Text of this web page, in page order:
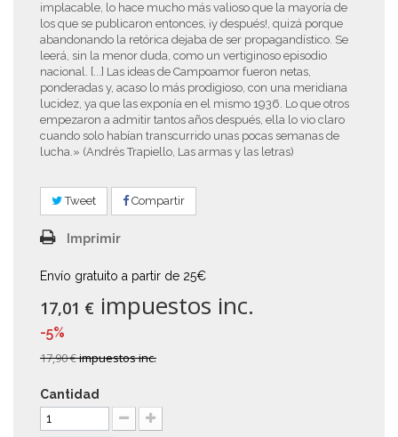
implacable, lo hace mucho más valioso que la mayoría de
los que se publicaron entonces, ¡y después!, quizá porque
abandonando la retórica dejaba de ser propagandístico. Se
leerá, sin la menor duda, como un vertiginoso episodio
nacional. [...] Las ideas de Campoamor fueron netas,
ponderadas y, acaso lo más prodigioso, con una meridiana
lucidez, ya que las exponía en el mismo 1936. Lo que otros
empezaron a admitir tantos años después, ella lo vio claro
cuando solo habían transcurrido unas pocas semanas de
lucha.» (Andrés Trapiello, Las armas y las letras)
Tweet Compartir
Imprimir
Envío gratuito a partir de 25€
17,01 € impuestos inc.
-5%
17,90 €impuestos inc.
Cantidad